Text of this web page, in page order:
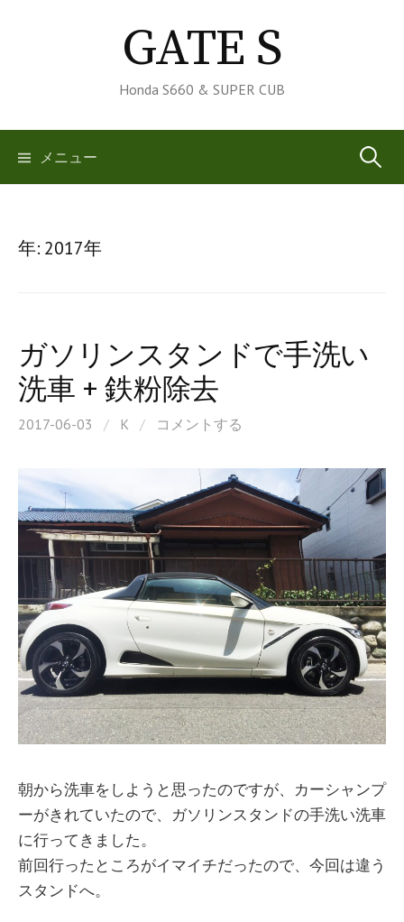
キ
GATE S
Honda S660 & SUPER CUB
メニュー 検
年: 2017年
ガソリンスタンドで手洗い
洗車 + 鉄粉除去
2017-06-03 / K / コメントする
朝から洗車をしようと思ったのですが、カーシャンプ
ーがきれていたので、ガソリンスタンドの手洗い洗車
に行ってきました。
前回行ったところがイマイチだったので、今回は違う
スタンドへ。